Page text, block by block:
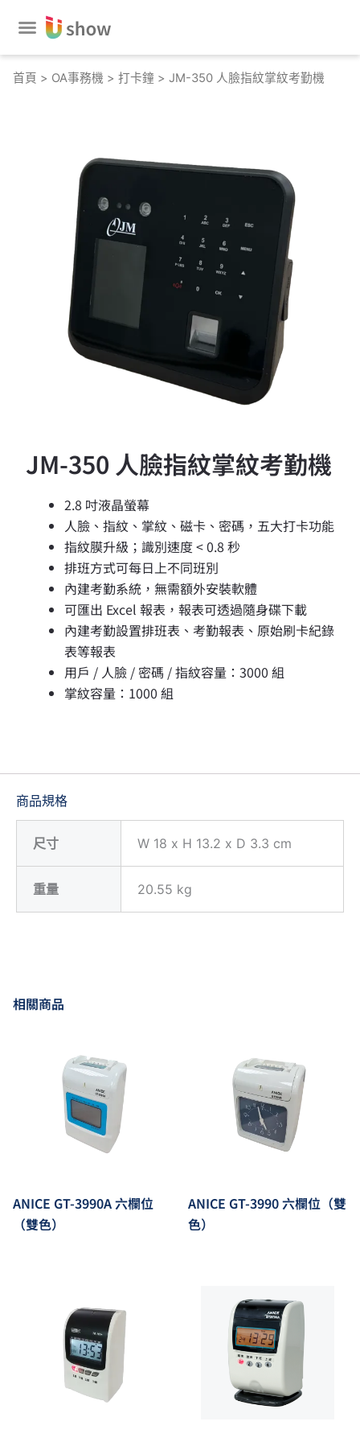
主
首頁 > OA事務機 > 打卡鐘 > JM-350 人臉指紋掌紋考勤機
JM-350 人臉指紋掌紋考勤機
2.8 吋液晶螢幕
人臉、指紋、掌紋、磁卡、密碼，五大打卡功能
指紋膜升級；識別速度 < 0.8 秒
排班方式可每日上不同班別
內建考勤系統，無需額外安裝軟體
可匯出 Excel 報表，報表可透過隨身碟下載
內建考勤設置排班表、考勤報表、原始刷卡紀錄
表等報表
用戶 / 人臉 / 密碼 / 指紋容量：3000 組
掌紋容量：1000 組
商品規格
尺寸 W 18 x H 13.2 x D 3.3 cm
重量 20.55 kg
相關商品
ANICE GT-3990A 六欄位
（雙色）
ANICE GT-3990 六欄位（雙
色）